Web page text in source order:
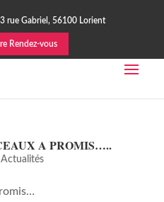
3 rue Gabriel, 56100 Lorient
Rendez-vous
A PROMIS…..
Actualités